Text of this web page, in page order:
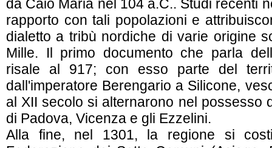
da Caio Maria nel 104 a.C.. Studi recenti
rapporto con tali popolazioni e
dialetto a tribù nordiche di varie origine
Mille. Il primo documento che parla
risale al 917; con esso parte del
dall'imperatore Berengario a Silicone,
al XII secolo si alternarono nel possesso
di Padova, Vicenza e gli Ezzelini.
Alla fine, nel 1301, la regione si